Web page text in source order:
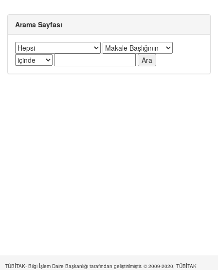
Arama Sayfası
TÜBİTAK- Bilgi İşlem Daire Başkanlığı tarafından geliştirilmiştir. © 2009-2020, TÜBİTAK